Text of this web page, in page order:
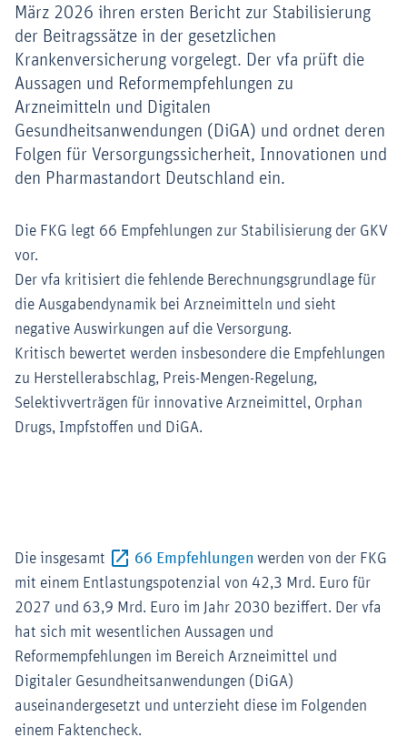
Medien
März 2026 ihren ersten Bericht zur Stabilisierung
der Beitragssätze in der gesetzlichen
Krankenversicherung vorgelegt. Der vfa prüft die
Aussagen und Reformempfehlungen zu
Arzneimitteln und Digitalen
Gesundheitsanwendungen (DiGA) und ordnet deren
Folgen für Versorgungssicherheit, Innovationen und
den Pharmastandort Deutschland ein.
Die FKG legt 66 Empfehlungen zur Stabilisierung der GKV
vor.
Der vfa kritisiert die fehlende Berechnungsgrundlage für
die Ausgabendynamik bei Arzneimitteln und sieht
negative Auswirkungen auf die Versorgung.
Kritisch bewertet werden insbesondere die Empfehlungen
zu Herstellerabschlag, Preis-Mengen-Regelung,
Selektivverträgen für innovative Arzneimittel, Orphan
Drugs, Impfstoffen und DiGA.
Die insgesamt 66 Empfehlungen Externer-Link (Öffnet
werden von der FKG
mit einem Entlastungspotenzial von 42,3 Mrd. Euro für
2027 und 63,9 Mrd. Euro im Jahr 2030 beziffert. Der vfa
hat sich mit wesentlichen Aussagen und
Reformempfehlungen im Bereich Arzneimittel und
Digitaler Gesundheitsanwendungen (DiGA)
auseinandergesetzt und unterzieht diese im Folgenden
einem Faktencheck.